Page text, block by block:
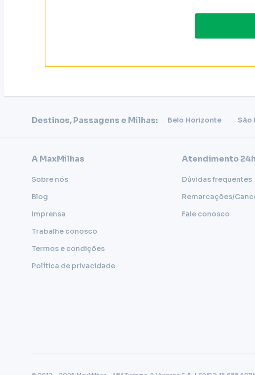
Destinos, Passagens e Milhas: Belo Horizonte São
A MaxMilhas
Sobre nós
Blog
Imprensa
Trabalhe conosco
Termos e condições
Política de privacidade
Atendimento 24h
Dúvidas frequentes
Remarcações/
Fale conosco